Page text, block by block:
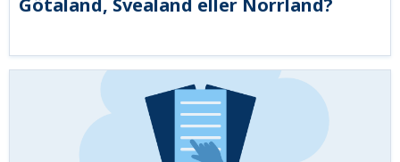
Götaland, Svealand eller Norrland?